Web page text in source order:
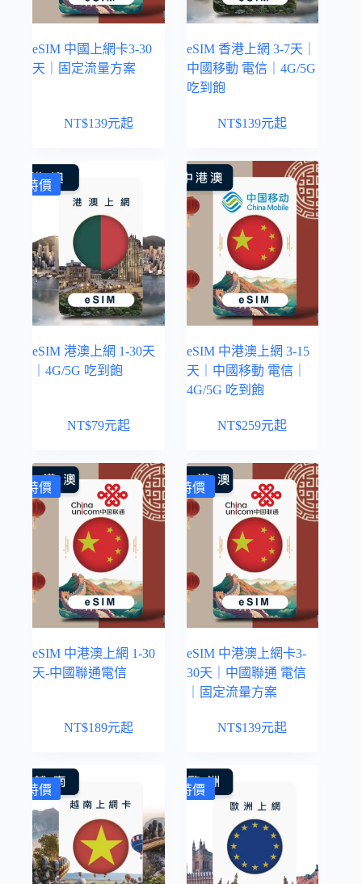
eSIM 中國上網卡3-30
天｜固定流量方案
NT$139元起
eSIM 香港上網 3-7天｜
中國移動 電信｜4G/5G
吃到飽
NT$139元起
特價
eSIM 港澳上網 1-30天
｜4G/5G 吃到飽
NT$79元起
eSIM 中港澳上網 3-15
天｜中國移動 電信｜
4G/5G 吃到飽
NT$259元起
特價
eSIM 中港澳上網 1-30
天-中國聯通電信
NT$189元起
特價
eSIM 中港澳上網卡3-
30天｜中國聯通 電信
｜固定流量方案
NT$139元起
特價 特價